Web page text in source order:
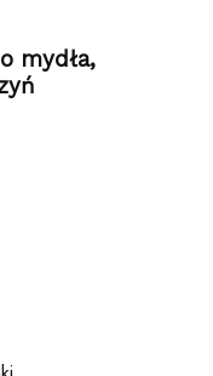
mydła,